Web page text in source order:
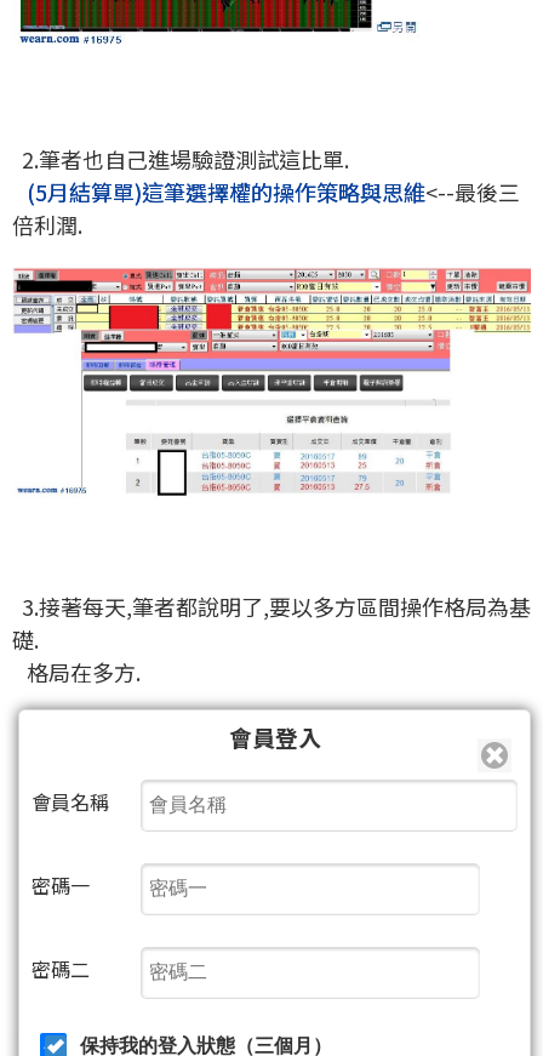
2.筆者也自己進場驗證測試這比單.
(5月結算單)這筆選擇權的操作策略與思維<--最後三
倍利潤.
3.接著每天,筆者都說明了,要以多方區間操作格局為基
礎.
格局在多方.
會員登入
會員名稱
密碼一
密碼二
保持我的登入狀態（三個月）